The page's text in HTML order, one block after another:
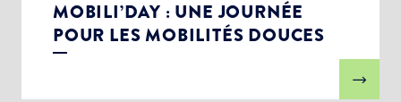
MOBILI’DAY : UNE JOURNÉE
POUR LES MOBILITÉS DOUCES